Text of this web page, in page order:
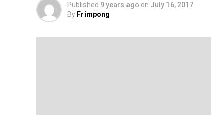
Published 9 years ago on July 16, 2017
By Frimpong